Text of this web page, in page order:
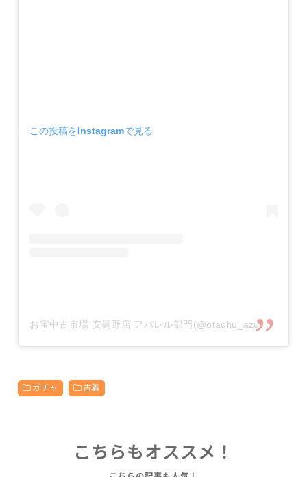
この投稿をInstagramで見る
お宝中古市場 安曇野店 アパレル部門(@otachu_azumino.apareru)がシェアした投稿
ガチャ 古着
こちらもオススメ！